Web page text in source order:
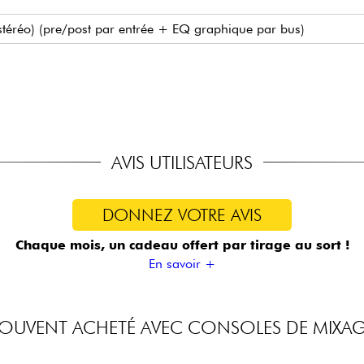
(pre/post par entrée + EQ graphique par bus)
kHz
pondéré
(mm)
AVIS UTILISATEURS
DONNEZ VOTRE AVIS
Chaque mois, un cadeau offert par tirage au sort !
En savoir +
ACHETÉ AVEC CONSOLES DE